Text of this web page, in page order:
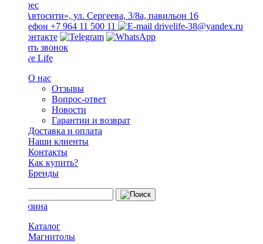
ТЦ «Автосити», ул. Сергеева, 3/8а, павильон 16
+7 964 11 500 11
drivelife-38@yandex.ru
Заказать звонок
О нас
Отзывы
Вопрос-ответ
Новости
Гарантии и возврат
Доставка и оплата
Наши клиенты
Контакты
Как купить?
Бренды
Каталог
Магнитолы